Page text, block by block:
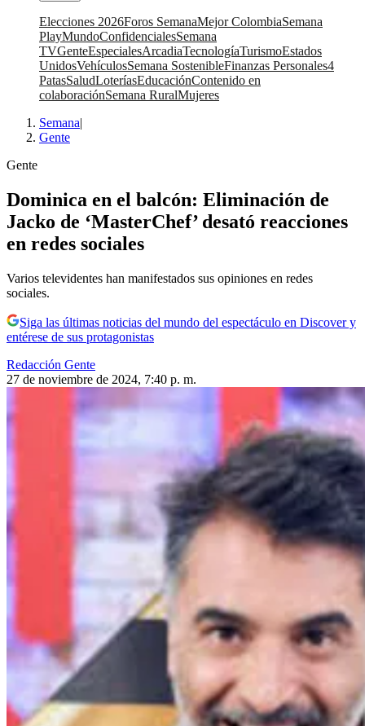
Elecciones 2026Foros SemanaMejor ColombiaSemana
PlayMundoConfidencialesSemana
TVGenteEspecialesArcadiaTecnologíaTurismoEstados
UnidosVehículosSemana SostenibleFinanzas Personales4
PatasSaludLoteríasEducaciónContenido en
colaboraciónSemana RuralMujeres
Semana|
Gente
Gente
Dominica en el balcón: Eliminación de
Jacko de ‘MasterChef’ desató reacciones
en redes sociales
Varios televidentes han manifestados sus opiniones en redes
sociales.
Siga las últimas noticias del mundo del espectáculo en Discover y
entérese de sus protagonistas
Redacción Gente
27 de noviembre de 2024, 7:40 p. m.